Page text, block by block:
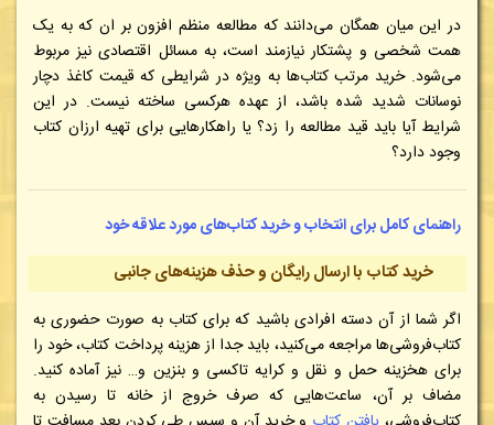
در این میان همگان می‌دانند که مطالعه منظم افزون بر ان که به یک
همت شخصی و پشتکار نیازمند است، به مسائل اقتصادی نیز مربوط
می‌شود. خرید مرتب کتاب‌ها به ویژه در شرایطی که قیمت کاغذ دچار
نوسانات شدید شده باشد، از عهده هرکسی ساخته نیست. در این
شرایط آیا باید قید مطالعه را زد؟ یا راهکارهایی برای تهیه ارزان کتاب
وجود دارد؟
راهنمای کامل برای انتخاب و خرید کتاب‌های مورد علاقه خود
خرید کتاب با ارسال رایگان و حذف هزینه‌های جانبی
اگر شما از آن دسته افرادی باشید که برای کتاب به صورت حضوری به
کتاب‌فروشی‌ها مراجعه می‌کنید، باید جدا از هزینه پرداخت کتاب، خود را
برای هخزینه حمل و نقل و کرایه تاکسی و بنزین و… نیز آماده کنید.
مضاف بر آن، ساعت‌هایی که صرف خروج از خانه تا رسیدن به